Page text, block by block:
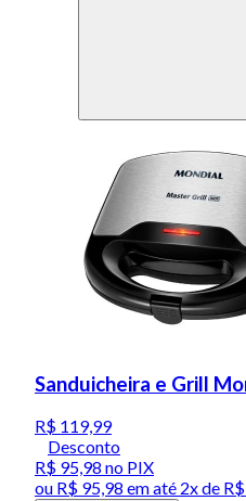
Sanduicheira e Grill
R$ 119,99
Desconto
R$ 95,98 no PIX
ou R$ 95,98 em até 2x de